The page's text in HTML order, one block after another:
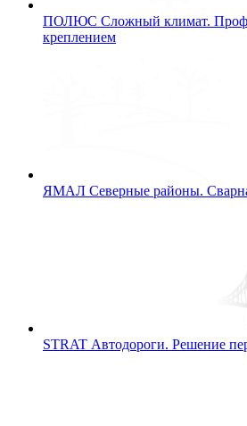
ПОЛЮС Сложный климат.
креплением
ЯМАЛ Северные районы.
STRAT Автодороги. Решение